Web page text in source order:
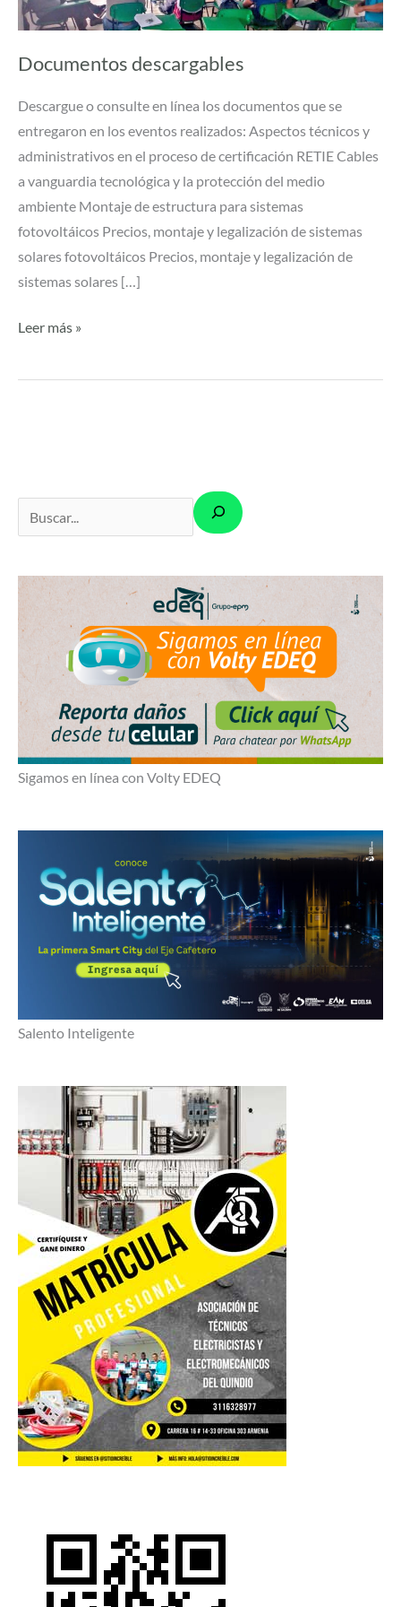
Documentos descargables
Descargue o consulte en línea los documentos que se
entregaron en los eventos realizados: Aspectos técnicos y
administrativos en el proceso de certificación RETIE Cables
a vanguardia tecnológica y la protección del medio
ambiente Montaje de estructura para sistemas
fotovoltáicos Precios, montaje y legalización de sistemas
solares fotovoltáicos Precios, montaje y legalización de
sistemas solares […]
Leer más »
B
u
c
a
Sigamos en línea con Volty EDEQ
Salento Inteligente